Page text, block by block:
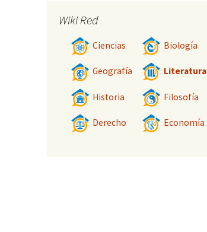
Wiki Red
Ciencias Biología
Geografía Literatura
Historia Filosofía
Derecho Economía